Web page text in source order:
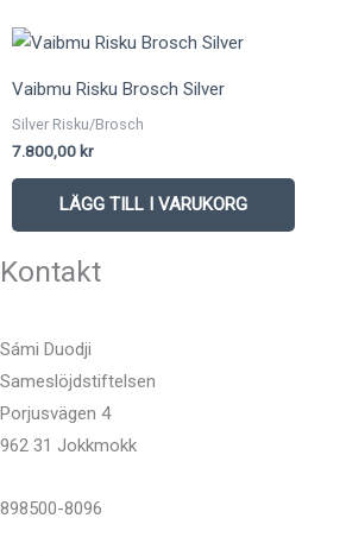
Vaibmu Risku Brosch Silver
Silver Risku/Brosch
7.800,00 kr
LÄGG TILL I VARUKORG
Kontakt
Sámi Duodji
Sameslöjdstiftelsen
Porjusvägen 4
962 31 Jokkmokk
898500-8096